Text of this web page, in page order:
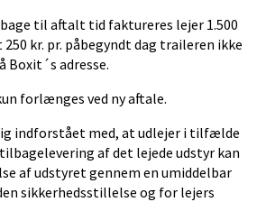
til aftalt tid faktureres lejer 1.500
kr. pr. påbegyndt dag traileren ikke
Boxit´s adresse.
forlænges ved ny aftale.
indforstået med, at udlejer i tilfælde
af det lejede udstyr kan
af udstyret gennem en umiddelbar
sikkerhedsstillelse og for lejers